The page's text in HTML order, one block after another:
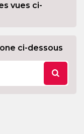
vues ci-
ci-dessous